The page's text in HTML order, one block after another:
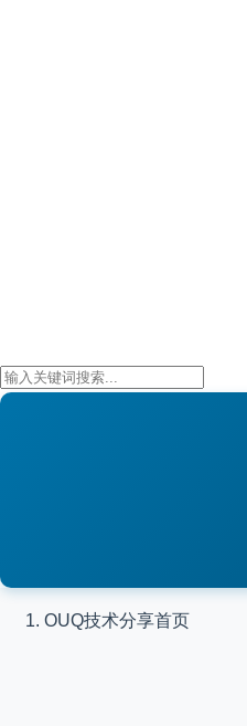
OUQ技术分享首页